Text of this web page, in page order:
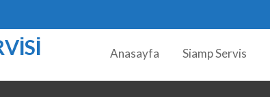
Anasayfa Siamp Servis